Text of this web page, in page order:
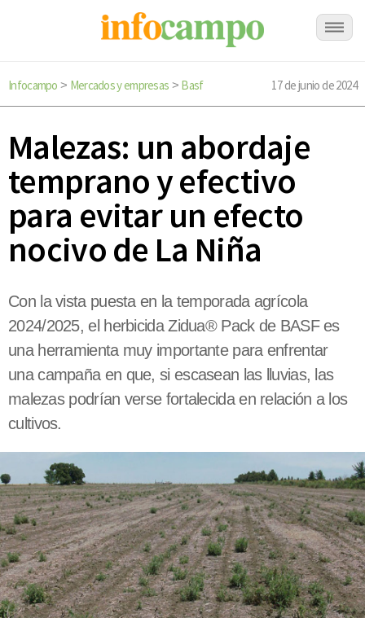
Infocampo > Mercados y empresas > Basf 17 de junio de 2024
Malezas: un abordaje
temprano y efectivo
para evitar un efecto
nocivo de La Niña
Con la vista puesta en la temporada agrícola
2024/2025, el herbicida Zidua® Pack de BASF es
una herramienta muy importante para enfrentar
una campaña en que, si escasean las lluvias, las
malezas podrían verse fortalecida en relación a los
cultivos.